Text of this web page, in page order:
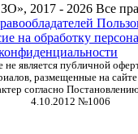
2017 - 2026 Все
на обработку
является публичной
размещенные на
согласно
4.10.2012 №1006